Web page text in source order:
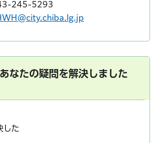
245-5293
なたの疑問を解決しました
した